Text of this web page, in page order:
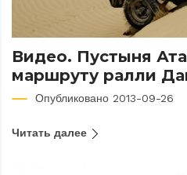
Видео. Пустыня
маршруту ралли
Опубликовано 2013-09-26
Читать далее